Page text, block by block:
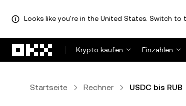
Looks like you're in the United States. Switch
Krypto kaufen
Einzahlen
Startseite Rechner USDC bis RUB